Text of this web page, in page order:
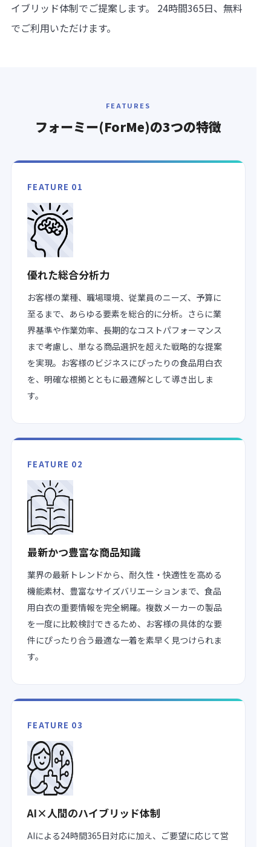
イブリッド体制でご提案します。 24時間365日、無料
でご利用いただけます。
FEATURES
フォーミー(ForMe)の3つの特徴
FEATURE 01
優れた総合分析力
お客様の業種、職場環境、従業員のニーズ、予算に
至るまで、あらゆる要素を総合的に分析。さらに業
界基準や作業効率、長期的なコストパフォーマンス
まで考慮し、単なる商品選択を超えた戦略的な提案
を実現。お客様のビジネスにぴったりの食品用白衣
を、明確な根拠とともに最適解として導き出しま
す。
FEATURE 02
最新かつ豊富な商品知識
業界の最新トレンドから、耐久性・快適性を高める
機能素材、豊富なサイズバリエーションまで、食品
用白衣の重要情報を完全網羅。複数メーカーの製品
を一度に比較検討できるため、お客様の具体的な要
件にぴったり合う最適な一着を素早く見つけられま
す。
FEATURE 03
AI×人間のハイブリッド体制
AIによる24時間365日対応に加え、ご要望に応じて営